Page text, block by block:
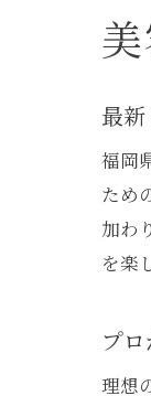
最
福岡
ため
加わ
を楽
プ
理想